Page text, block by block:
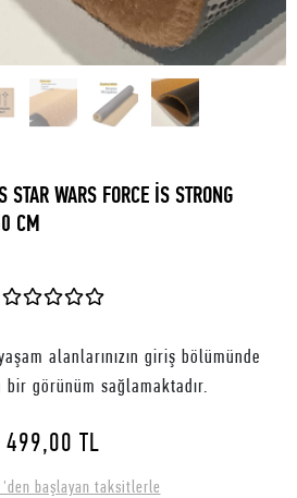
STAR WARS FORCE İS STRONG
CM
alanlarınızın giriş bölümünde
bir görünüm sağlamaktadır.
499,00 TL
'den başlayan taksitlerle